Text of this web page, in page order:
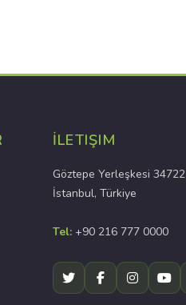
İLETIŞIM
Göztepe Yerleşkesi 34722
İstanbul, Türkiye
Tel: +90 216 777 0000